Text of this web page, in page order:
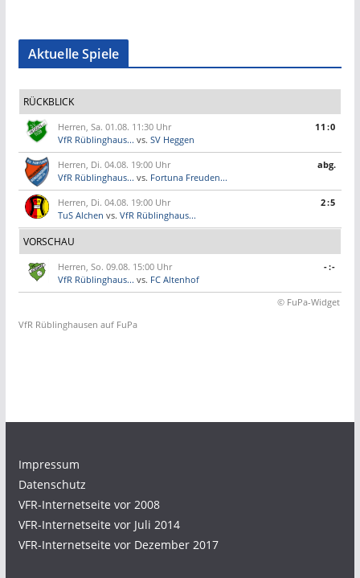
Aktuelle Spiele
RÜCKBLICK
Herren, Sa. 01.08. 11:30 Uhr
VfR Rüblinghaus... vs. SV Heggen
11:0
Herren, Di. 04.08. 19:00 Uhr
VfR Rüblinghaus... vs. Fortuna Freuden...
abg.
Herren, Di. 04.08. 19:00 Uhr
TuS Alchen vs. VfR Rüblinghaus...
2:5
VORSCHAU
Herren, So. 09.08. 15:00 Uhr
VfR Rüblinghaus... vs. FC Altenhof
-:-
© FuPa-Widget
VfR Rüblinghausen auf FuPa
Impressum
Datenschutz
VFR-Internetseite vor 2008
VFR-Internetseite vor Juli 2014
VFR-Internetseite vor Dezember 2017